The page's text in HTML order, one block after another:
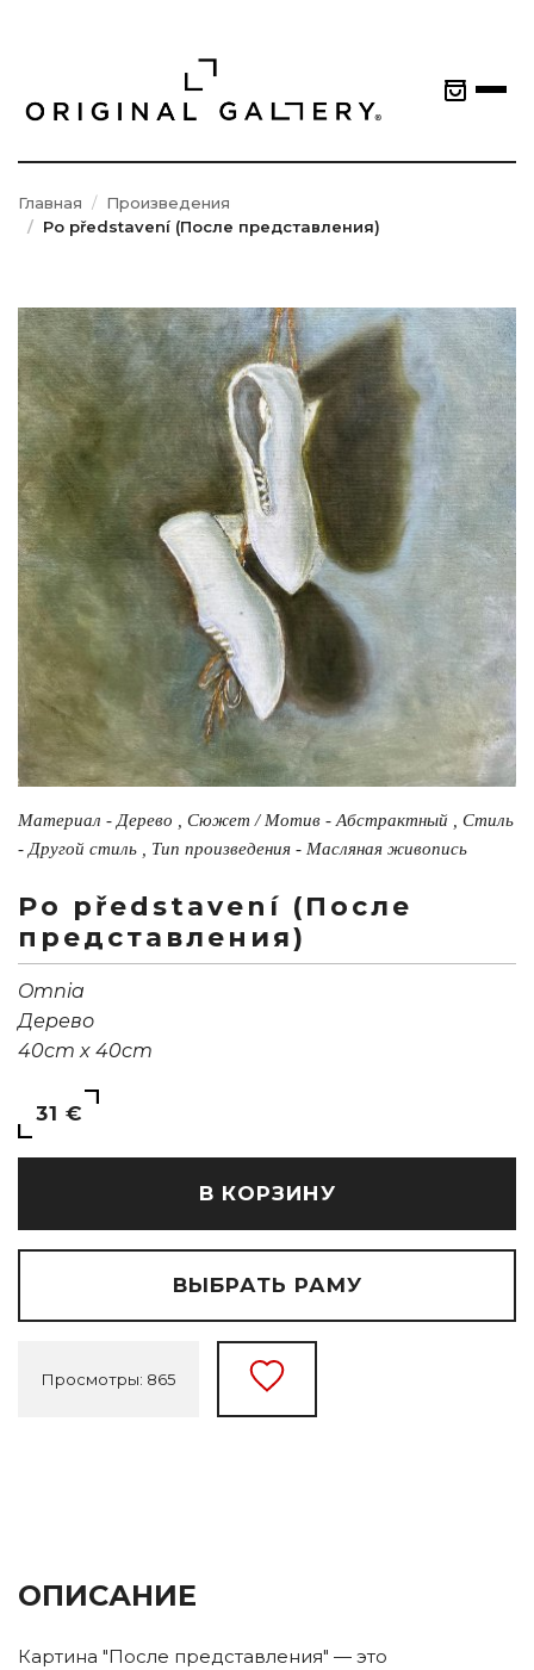
Главная
Произведения
Po představení (После представления)
Материал - Дерево , Сюжет / Мотив - Абстрактный , Стиль
- Другой стиль , Тип произведения - Масляная живопись
Po představení (После
представления)
Omnia
Дерево
40cm x 40cm
31 €
В КОРЗИНУ
ВЫБРАТЬ РАМУ
Просмотры: 865
ОПИСАНИЕ
Картина "После представления" — это